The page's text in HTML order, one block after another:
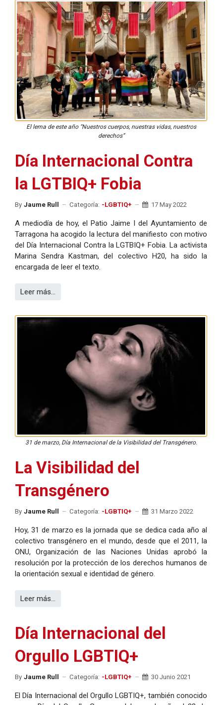
El lema de este año “Nuestros cuerpos, nuestras vidas, nuestros
derechos”
Día Internacional Contra
la LGTBIQ+ Fobia
By Jaume Rull Categoría: -LGBTIQ+ 17 May 2022
A mediodía de hoy, el Patio Jaime I del Ayuntamiento de
Tarragona ha acogido la lectura del manifiesto con motivo
del Día Internacional Contra la LGTBIQ+ Fobia. La activista
Marina Sendra Kastman, del colectivo H20, ha sido la
encargada de leer el texto.
Leer más…
31 de marzo, Día Internacional de la Visibilidad del Transgénero.
La Visibilidad del
Transgénero
By Jaume Rull Categoría: -LGBTIQ+ 31 Marzo 2022
Hoy, 31 de marzo es la jornada que se dedica cada año al
colectivo transgénero en el mundo, desde que el 2011, la
ONU, Organización de las Naciones Unidas aprobó la
resolución por la protección de los derechos humanos de
la orientación sexual e identidad de género.
Leer más…
Día Internacional del
Orgullo LGBTIQ+
By Jaume Rull Categoría: -LGBTIQ+ 30 Junio 2021
El Día Internacional del Orgullo LGBTIQ+, también conocido